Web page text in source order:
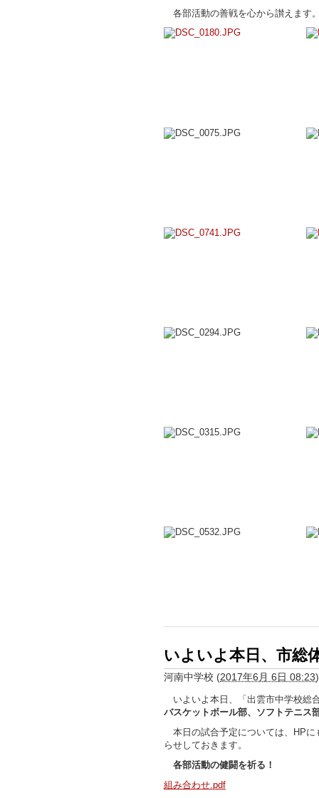
各部活動の善戦を心から讃えます
いよいよ本日、市総
河南中学校 (2017年6月 6日 08:23)
いよいよ本日、「出雲市中学校総
バスケットボール部、ソフトテニス
本日の試合予定については、HPに
らせしておきます。
各部活動の健闘を祈る！
組み合わせ.pdf